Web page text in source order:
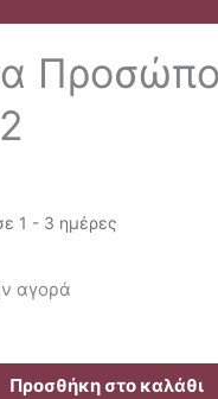
1 - 3 ημέρες
αγορά
Προσθήκη στο καλάθι